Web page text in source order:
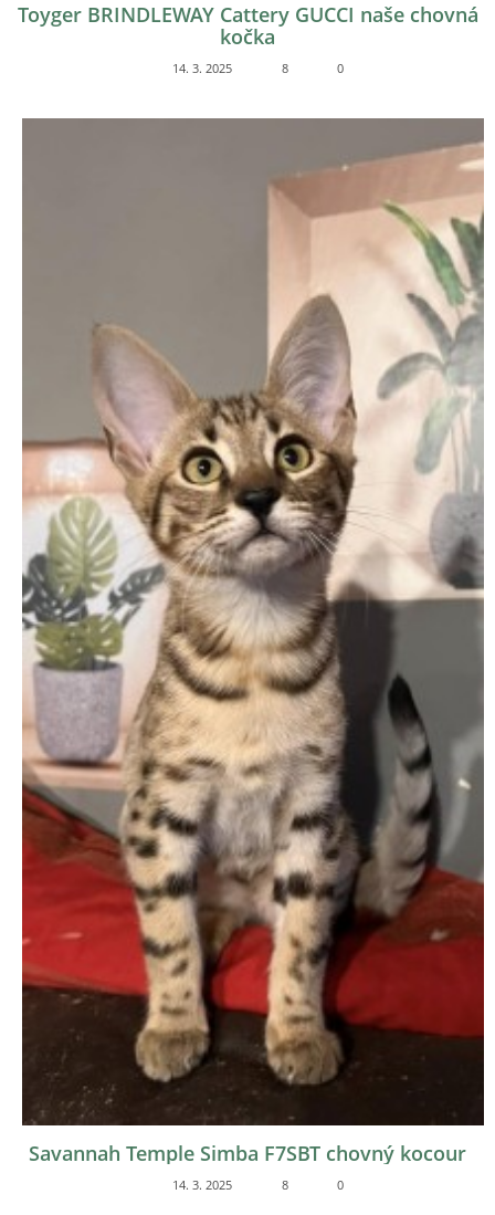
Toyger BRINDLEWAY Cattery GUCCI naše chovná
kočka
14. 3. 2025 8 0
Savannah Temple Simba F7SBT chovný kocour
14. 3. 2025 8 0